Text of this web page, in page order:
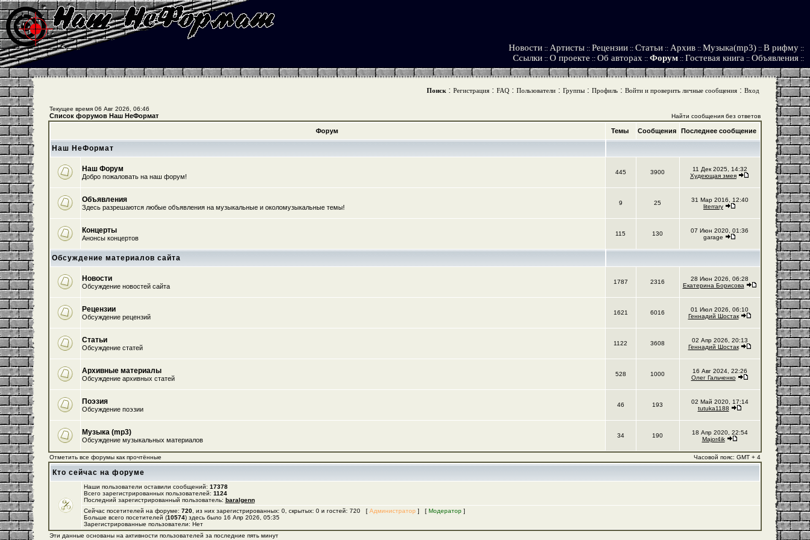
Новости :: Артисты :: Рецензии :: Статьи :: Архив :: Музыка(mp3) :: В рифму ::
Ссылки :: О проекте :: Об авторах :: Форум :: Гостевая книга :: Объявления ::
Поиск: Регистрация: FAQ: Пользователи: Группы: Профиль: Войти и проверить личные сообщения: Вход
Текущее время 06 Авг 2026, 06:46
Список форумов Наш НеФормат Найти сообщения без ответов
Форум Темы Сообщения Последнее сообщение
Наш НеФормат
Наш Форум
Добро пожаловать на наш форум!
445 3900
11 Дек 2025, 14:32
Худеющая змея
Объявления
Здесь разрешаются любые объявления на музыкальные и околомузыкальные темы!
9 25
31 Мар 2016, 12:40
literrary
Концерты
Анонсы концертов
115 130
07 Июн 2020, 01:36
garage
Обсуждение материалов сайта
Новости
Обсуждение новостей сайта
1787 2316
28 Июн 2026, 06:28
Екатерина Борисова
Рецензии
Обсуждение рецензий
1621 6016
01 Июл 2026, 06:10
Геннадий Шостак
Статьи
Обсуждение статей
1122 3608
02 Апр 2026, 20:13
Геннадий Шостак
Архивные материалы
Обсуждение архивных статей
528 1000
16 Авг 2024, 22:26
Олег Гальченко
Поэзия
Обсуждение поэзии
46 193
02 Май 2020, 17:14
tutuka1188
Музыка (mp3)
Обсуждение музыкальных материалов
34 190
18 Апр 2020, 22:54
Major4ik
Отметить все форумы как прочтённые Часовой пояс: GMT + 4
Кто сейчас на форуме
Наши пользователи оставили сообщений: 17378
Всего зарегистрированных пользователей: 1124
Последний зарегистрированный пользователь: baralgenn
Сейчас посетителей на форуме: 720, из них зарегистрированных: 0, скрытых: 0 и гостей: 720 [ Администратор ] [ Модератор]
Больше всего посетителей (10574) здесь было 16 Апр 2026, 05:35
Зарегистрированные пользователи: Нет
Эти данные основаны на активности пользователей за последние пять минут